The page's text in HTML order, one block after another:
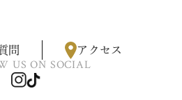
問 アクセス
US ON SOCIAL